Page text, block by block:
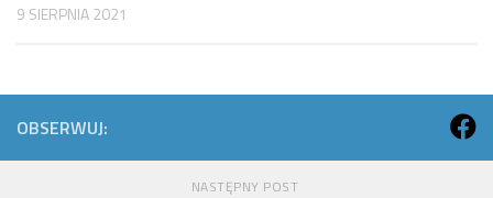
9 SIERPNIA 2021
OBSERWUJ:
NASTĘPNY POST